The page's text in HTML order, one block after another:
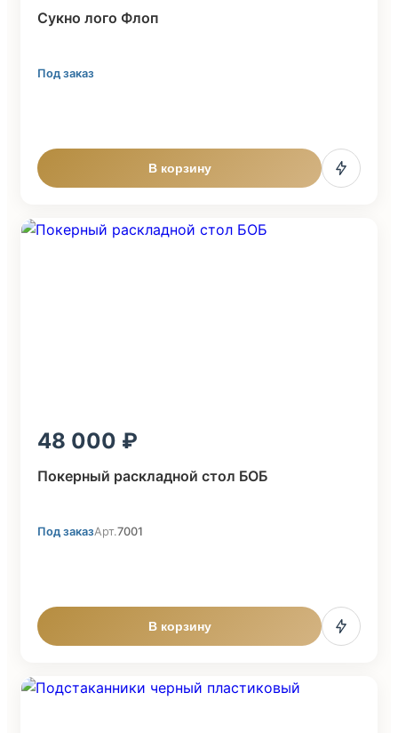
Cукно лого Флоп
Под заказ
В корзину
48 000
Покерный раскладной стол БОБ
Под заказАрт.7001
В корзину